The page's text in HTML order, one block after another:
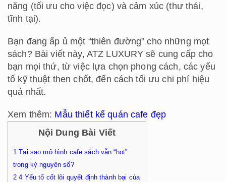
năng (tối ưu cho việc đọc) và cảm xúc (thư thái,
tĩnh tại).
Bạn đang ấp ủ một “thiên đường” cho những mọt
sách? Bài viết này, ATZ LUXURY sẽ cung cấp cho
bạn mọi thứ, từ việc lựa chọn phong cách, các yếu
tố kỹ thuật then chốt, đến cách tối ưu chi phí hiệu
quả nhất.
Xem thêm: Mẫu thiết kế quán cafe đẹp
Nội Dung Bài Viết
1 Tại sao mô hình cafe sách vẫn “hot”
trong kỷ nguyên số?
2 4 Yếu tố cốt lõi quyết định thành bại của